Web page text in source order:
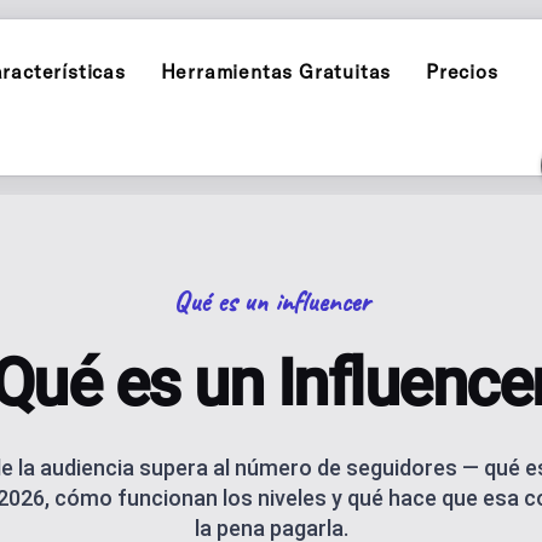
Programar y publicar en
Programar y publicar en
CONTENIDO POST PLANNER
Planifica y
asistencia IA Genera carruseles
AI blog posts for
PUBLICACIONES ANÁLISIS
Herramientas Gratuitas Precios
Qué es un influencer
es un
la audiencia supera al número de seguidores — qué
cómo funcionan los niveles y qué hace que esa
la pena pagarla.